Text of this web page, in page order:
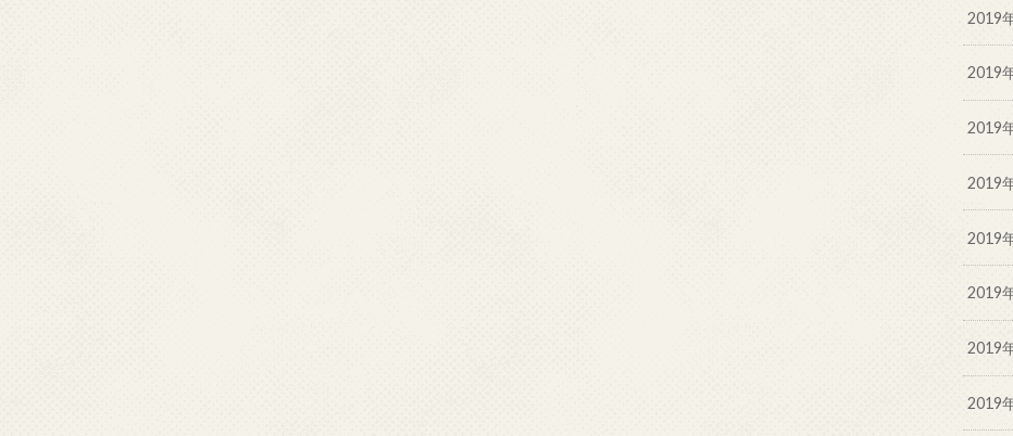
2019
2019
2019
2019
2019
2019
2019
2019